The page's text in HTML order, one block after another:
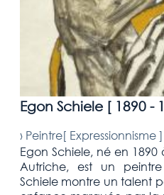
Egon Schiele [ 1890 -
› Peintre[ Expressionnisme]
Egon Schiele, né en
Autriche, est un peintre
Schiele montre un talent